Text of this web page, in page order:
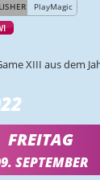
PlayMagic
XIII aus dem
FREITAG
SEPTEMBER